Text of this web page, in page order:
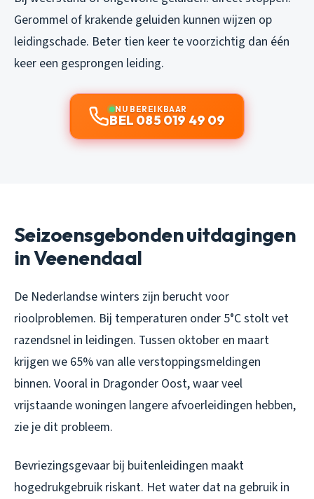
Gerommel of krakende geluiden kunnen wijzen op
leidingschade. Beter tien keer te voorzichtig dan één
keer een gesprongen leiding.
NU BEREIKBAAR
BEL 085 019 49 09
Seizoensgebonden uitdagingen
in Veenendaal
De Nederlandse winters zijn berucht voor
rioolproblemen. Bij temperaturen onder 5°C stolt vet
razendsnel in leidingen. Tussen oktober en maart
krijgen we 65% van alle verstoppingsmeldingen
binnen. Vooral in Dragonder Oost, waar veel
vrijstaande woningen langere afvoerleidingen hebben,
zie je dit probleem.
Bevriezingsgevaar bij buitenleidingen maakt
hogedrukgebruik riskant. Het water dat na gebruik in